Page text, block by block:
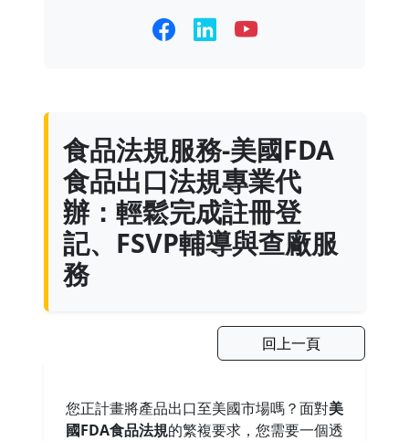
食品法規服務-美國FDA
食品出口法規專業代
辦：輕鬆完成註冊登
記、FSVP輔導與查廠服
務
回上一頁
您正計畫將產品出口至美國市場嗎？面對美
國FDA食品法規的繁複要求，您需要一個透